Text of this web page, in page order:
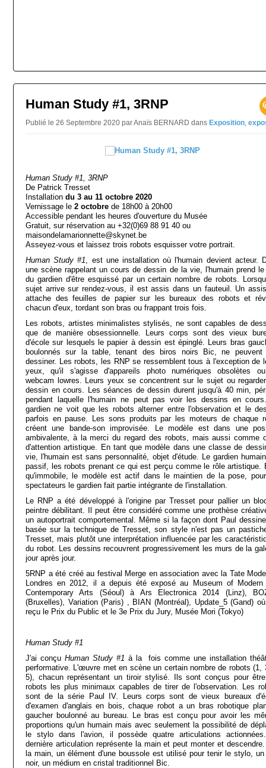
Human Study #1, 3RNP
Publié le 26 Septembre 2020 par Anaïs BERNARD dans Exposition,
Human Study #1, 3RNP
De Patrick Tresset
Installation du 3 au 11 octobre 2020
Vernissage le 2 octobre de 18h00 à 20h00
Accessible pendant les heures d'ouverture du Musée
Gratuit, sur réservation au +32(0)69 88 91 40 ou
maisondelamarionnette@skynet.be
Asseyez-vous et laissez trois robots esquisser votre portrait.
Human Study #1, est une installation où l'humain devient acteur.
une scène rappelant un cours de dessin de la vie, l'humain prend le
du gardien d'être esquissé par un certain nombre de robots.
sujet arrive sur rendez-vous, il est assis dans un fauteuil. Un
attache des feuilles de papier sur les bureaux des robots et
chacun d'eux, tordant son bras ou frappant trois fois.
Les robots, artistes minimalistes stylisés, ne sont capables de
que de manière obsessionnelle. Leurs corps sont des vieux
d'école sur lesquels le papier à dessin est épinglé. Leurs bras
boulonnés sur la table, tenant des biros noirs Bic, ne peuvent
dessiner. Les robots, les RNP se ressemblent tous à l'exception de
yeux, qu'il s'agisse d'appareils photo numériques obsolètes
webcam lowres. Leurs yeux se concentrent sur le sujet ou
dessin en cours. Les séances de dessin durent jusqu'à 40 min,
pendant laquelle l'humain ne peut pas voir les dessins en
gardien ne voit que les robots alterner entre l'observation et le
parfois en pause. Les sons produits par les moteurs de chaque
créent une bande-son improvisée. Le modèle est dans une
ambivalente, à la merci du regard des robots, mais aussi comme
d'attention artistique. En tant que modèle dans une classe de
vie, l'humain est sans personnalité, objet d'étude. Le gardien
passif, les robots prenant ce qui est perçu comme le rôle artistique.
qu'immobile, le modèle est actif dans le maintien de la pose,
spectateurs le gardien fait partie intégrante de l'installation.
Le RNP a été développé à l'origine par Tresset pour pallier un
peintre débilitant. Il peut être considéré comme une prothèse
un autoportrait comportemental. Même si la façon dont Paul
basée sur la technique de Tresset, son style n'est pas un
Tresset, mais plutôt une interprétation influencée par les
du robot. Les dessins recouvrent progressivement les murs de la
jour après jour.
5RNP a été créé au festival Merge en association avec la Tate
Londres en 2012, il a depuis été exposé au Museum of Modern
Contemporary Arts (Séoul) à Ars Electronica 2014 (Linz),
(Bruxelles), Variation (Paris) , BIAN (Montréal), Update_5 (Gand)
reçu le Prix du Public et le 3e Prix du Jury, Musée Mori (Tokyo)
Human Study #1
J'ai conçu Human Study #1 à la fois comme une installation
performative. L'œuvre met en scène un certain nombre de robots (1,
5), chacun représentant un tiroir stylisé. Ils sont conçus pour
robots les plus minimaux capables de tirer de l'observation. Les
sont de la série Paul IV. Leurs corps sont de vieux bureaux
d'examen d'anglais en bois, chaque robot a un bras robotique
gaucher boulonné au bureau. Le bras est conçu pour avoir les
proportions qu'un humain mais avec seulement la possibilité de
le stylo dans l'avion, il possède quatre articulations
dernière articulation représente la main et peut monter et
la main, un élément d'une boussole est utilisé pour tenir le stylo, un
noir, un médium en cristal traditionnel Bic.